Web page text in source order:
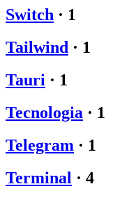
Switch · 1
Tailwind · 1
Tauri · 1
Tecnologia · 1
Telegram · 1
Terminal · 4